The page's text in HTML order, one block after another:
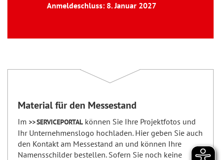
Anmeldeschluss: 8. Januar 2027
Material für den Messestand
Im SERVICEPORTAL können Sie Ihre Projektfotos und
Ihr Unternehmenslogo hochladen. Hier geben Sie auch
den Kontakt am Messestand an und können Ihre
Namensschilder bestellen. Sofern Sie noch keine